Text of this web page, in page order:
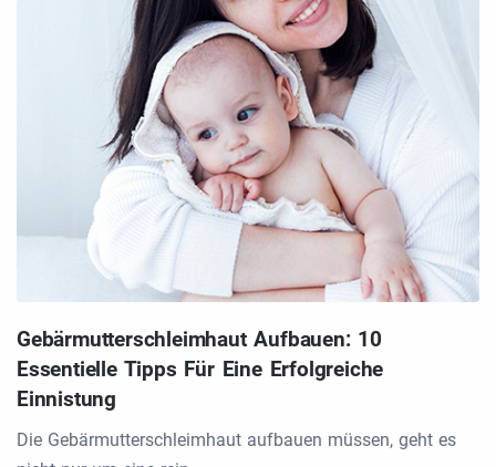
Gebärmutterschleimhaut Aufbauen: 10
Essentielle Tipps Für Eine Erfolgreiche
Einnistung
Die Gebärmutterschleimhaut aufbauen müssen, geht es